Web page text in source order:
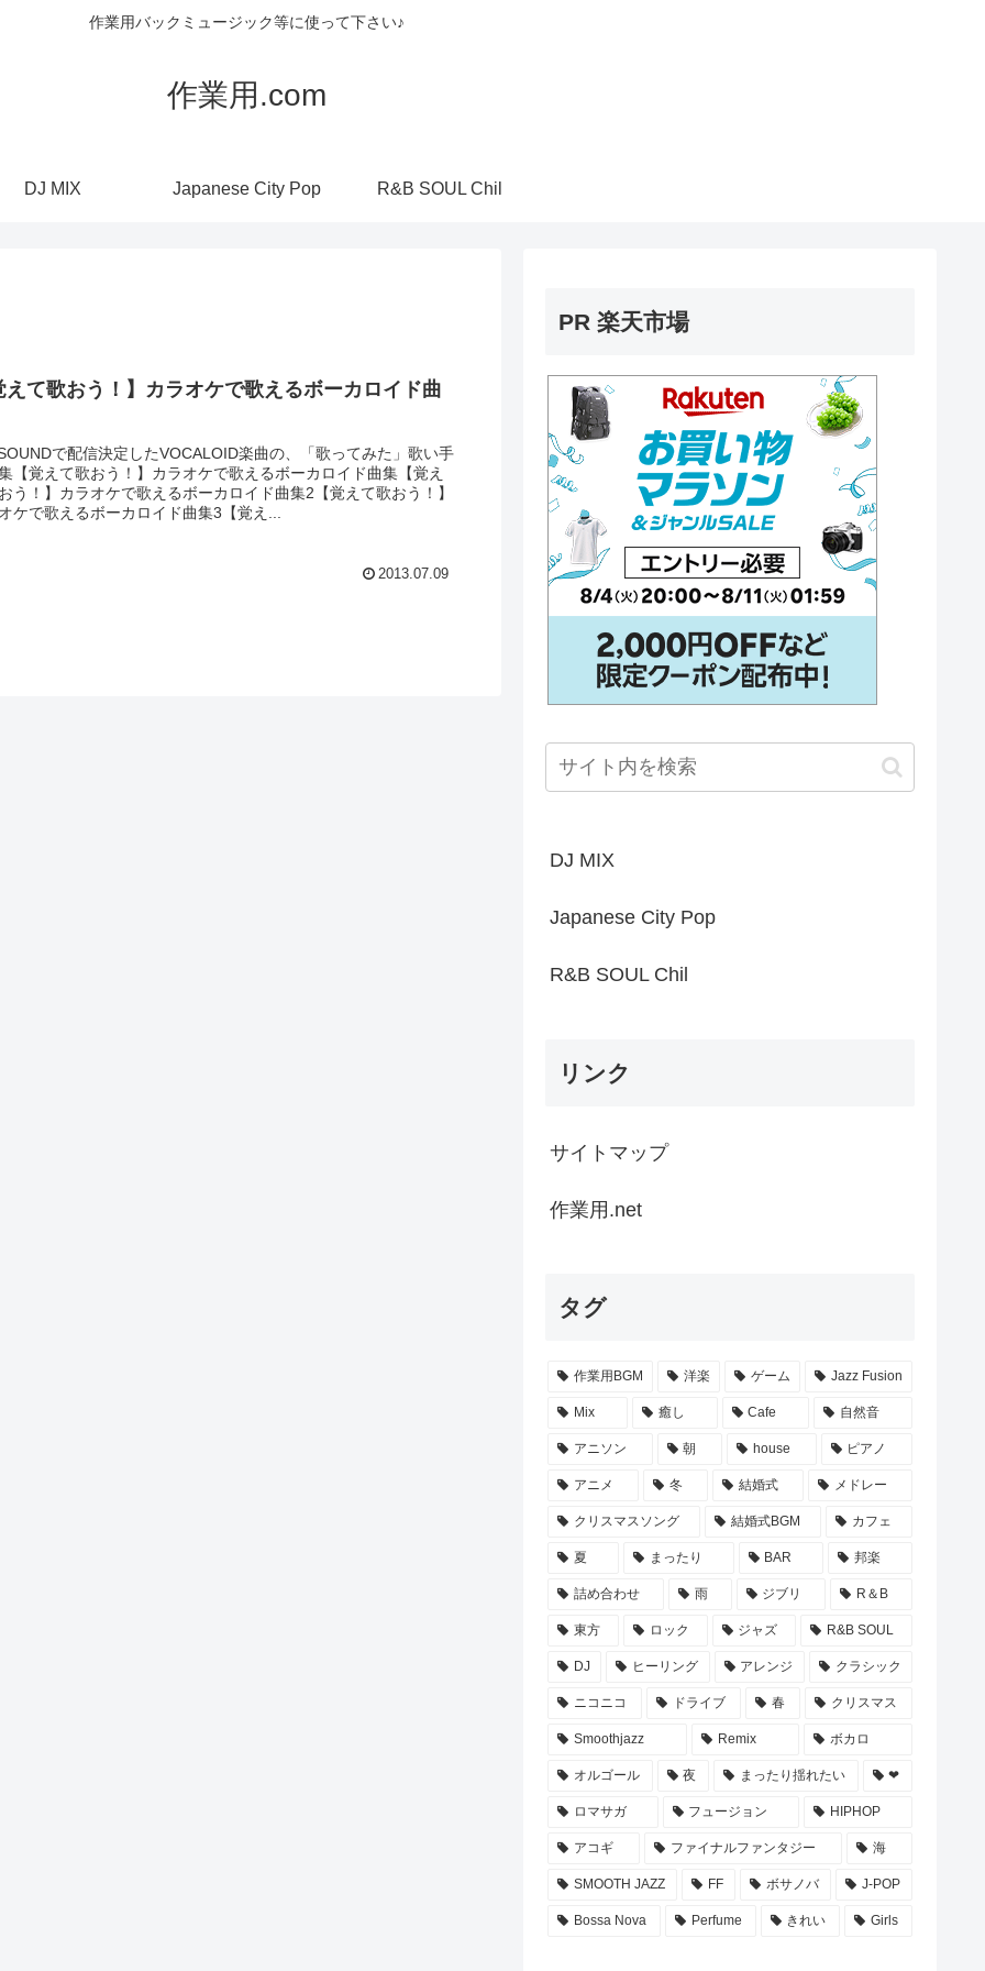
作業用バックミュージック等に使って下さい♪
作業用.com
DJ MIX Japanese City Pop R&B SOUL Chil
えて歌おう！】カラオケで歌えるボーカロイド曲
で配信決定したVOCALOID楽曲の、「歌ってみた」歌い手
【覚えて歌おう！】カラオケで歌えるボーカロイド曲集【覚え
う！】カラオケで歌えるボーカロイド曲集2【覚えて歌おう！】
ケで歌えるボーカロイド曲集3【覚え...
2013.07.09
PR 楽天市場
DJ MIX
Japanese City Pop
R&B SOUL Chil
リンク
サイトマップ
作業用.net
タグ
作業用BGM 洋楽 ゲーム Jazz Fusion
Mix 癒し Cafe 自然音
アニソン 朝 house ピアノ
アニメ 冬 結婚式 メドレー
クリスマスソング 結婚式BGM カフェ
夏 まったり BAR 邦楽
詰め合わせ 雨 ジブリ R＆B
東方 ロック ジャズ R&B SOUL
DJ ヒーリング アレンジ クラシック
ニコニコ ドライブ 春 クリスマス
Smoothjazz Remix ボカロ
オルゴール 夜 まったり揺れたい ❤
ロマサガ フュージョン HIPHOP
アコギ ファイナルファンタジー 海
SMOOTH JAZZ FF ボサノバ J-POP
Bossa Nova Perfume きれい Girls